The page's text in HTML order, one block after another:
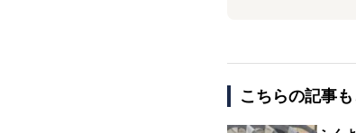
こちらの記事